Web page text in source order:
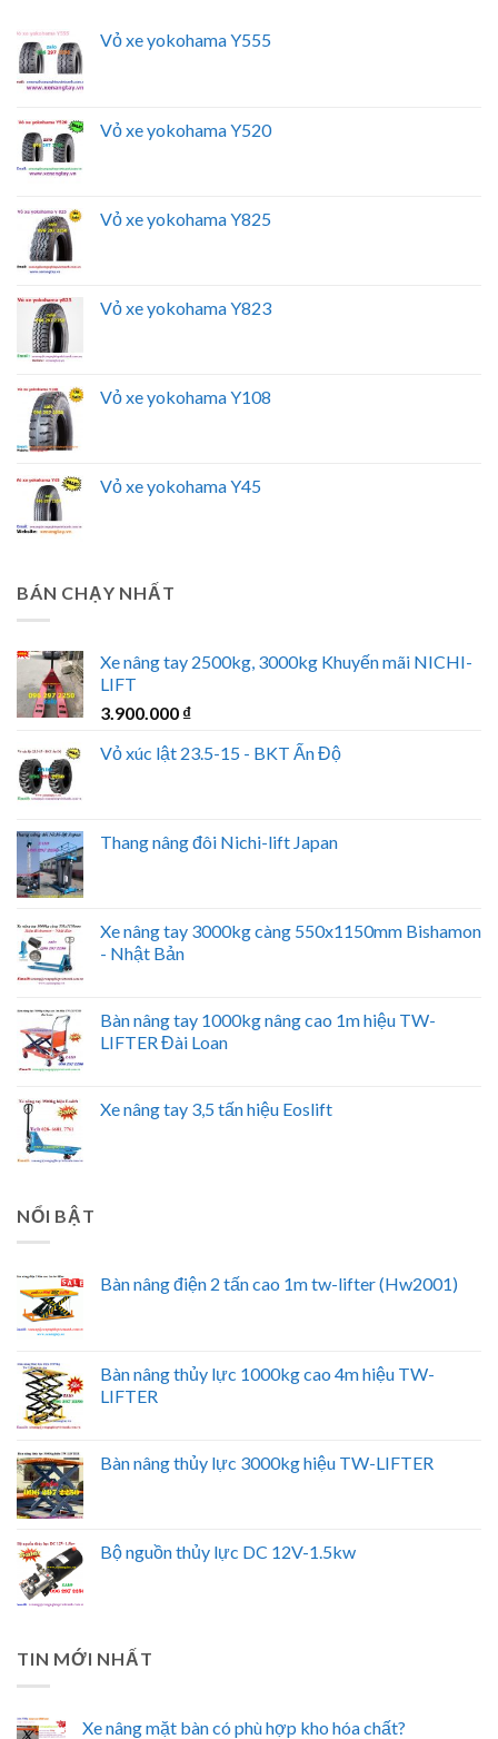
Vỏ xe yokohama Y555
Vỏ xe yokohama Y520
Vỏ xe yokohama Y825
Vỏ xe yokohama Y823
Vỏ xe yokohama Y108
Vỏ xe yokohama Y45
BÁN CHẠY NHẤT
Xe nâng tay 2500kg, 3000kg Khuyến mãi NICHI-
LIFT
3.900.000 ₫
Vỏ xúc lật 23.5-15 - BKT Ấn Độ
Thang nâng đôi Nichi-lift Japan
Xe nâng tay 3000kg càng 550x1150mm Bishamon
- Nhật Bản
Bàn nâng tay 1000kg nâng cao 1m hiệu TW-
LIFTER Đài Loan
Xe nâng tay 3,5 tấn hiệu Eoslift
NỔI BẬT
Bàn nâng điện 2 tấn cao 1m tw-lifter (Hw2001)
Bàn nâng thủy lực 1000kg cao 4m hiệu TW-
LIFTER
Bàn nâng thủy lực 3000kg hiệu TW-LIFTER
Bộ nguồn thủy lực DC 12V-1.5kw
TIN MỚI NHẤT
Xe nâng mặt bàn có phù hợp kho hóa chất?